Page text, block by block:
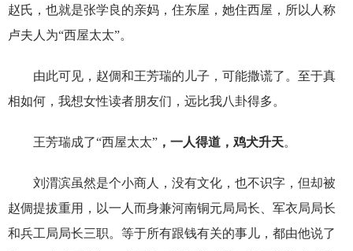
赵氏，也就是张学良的亲妈，住东屋，她住西屋，所以人称
卢夫人为“西屋太太”。
由此可见，赵倜和王芳瑞的儿子，可能撒谎了。至于真
相如何，我想女性读者朋友们，远比我八卦得多。
王芳瑞成了“西屋太太” ，一人得道，鸡犬升天。
刘渭滨虽然是个小商人，没有文化，也不识字，但却被
赵倜提拔重用，以一人而身兼河南铜元局局长、军衣局局长
和兵工局局长三职。等于所有跟钱有关的事儿，都由他说了